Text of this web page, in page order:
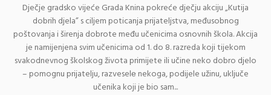
Dječje gradsko vijeće Grada Knina pokreće dječju akciju „Kutija
dobrih djela” s ciljem poticanja prijateljstva, međusobnog
poštovanja i širenja dobrote među učenicima osnovnih škola. Akcija
je namijenjena svim učenicima od 1. do 8. razreda koji tijekom
svakodnevnog školskog života primijete ili učine neko dobro djelo
– pomognu prijatelju, razveselе nekoga, podijele užinu, uključe
učenika koji je bio sam...